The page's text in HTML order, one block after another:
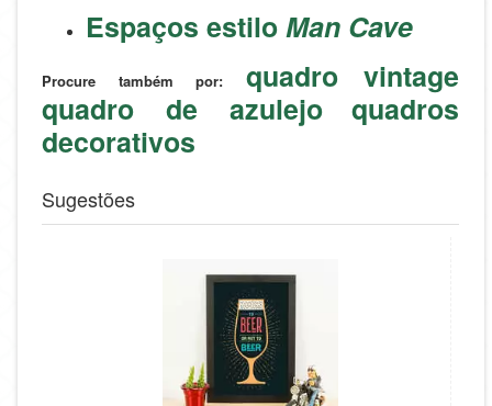
Espaços estiloMan Cave
Procure também por:
quadro vintage
quadro de azulejo
quadros
decorativos
Sugestões